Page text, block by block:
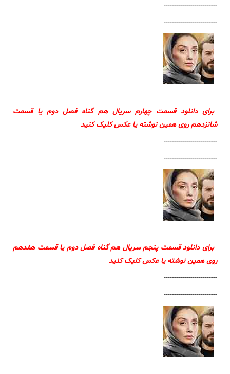
--------------------------
--------------------------
برای دانلود قسمت چهارم سریال هم گناه فصل دوم یا قسمت
شانزدهم روی همین نوشته یا عکس کلیک کنید
--------------------------
--------------------------
برای دانلود قسمت پنجم سریال هم گناه فصل دوم یا قسمت هفدهم
روی همین نوشته یا عکس کلیک کنید
--------------------------
--------------------------